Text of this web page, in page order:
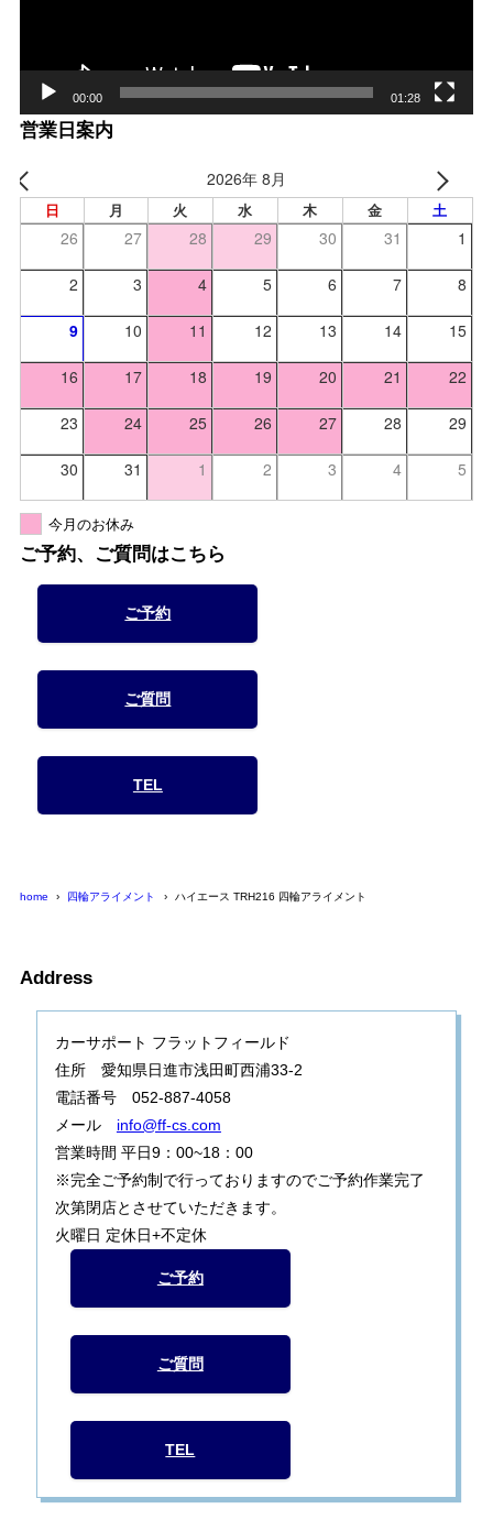
00:00 01:28
営業日案内
2026年 8月
日 月 火 水 木 金 土
26 27 28 29 30 31 1
2 3 4 5 6 7 8
9 10 11 12 13 14 15
16 17 18 19 20 21 22
23 24 25 26 27 28 29
30 31 1 2 3 4 5
今月のお休み
ご予約、ご質問はこちら
ご予約
ご質問
TEL
home 四輪アライメント ハイエース TRH216 四輪アライメント
Address
カーサポート フラットフィールド
住所 愛知県日進市浅田町西浦33-2
電話番号 052-887-4058
メール info@ff-cs.com
営業時間 平日9：00~18：00
※完全ご予約制で行っておりますのでご予約作業完了
次第閉店とさせていただきます。
火曜日 定休日+不定休
ご予約
ご質問
TEL